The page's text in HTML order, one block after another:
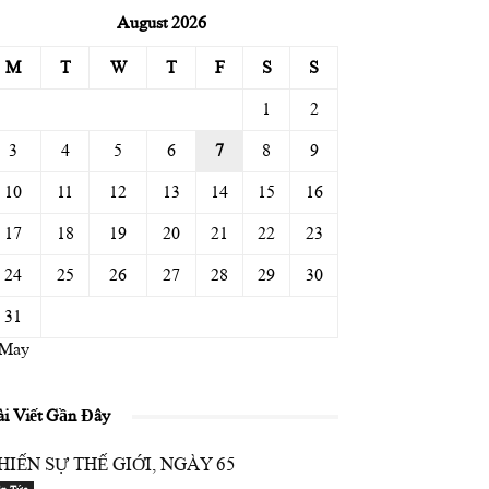
August 2026
M T W T F S S
1 2
3 4 5 6 7 8 9
10 11 12 13 14 15 16
17 18 19 20 21 22 23
24 25 26 27 28 29 30
31
Viết Gần Đây
SỰ THẾ GIỚI, NGÀY 65